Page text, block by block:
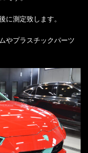
に測定致します。
やプラスチックパーツ